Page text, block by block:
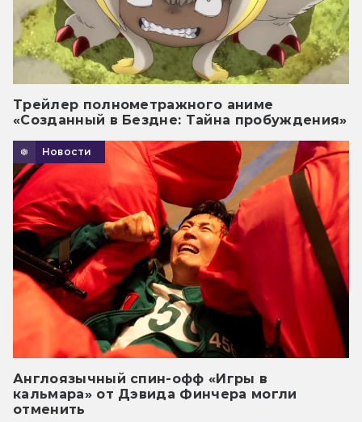
Трейлер полнометражного аниме
«Созданный в Бездне: Тайна пробуждения»
Новости
Англоязычный спин-офф «Игры в
кальмара» от Дэвида Финчера могли
отменить